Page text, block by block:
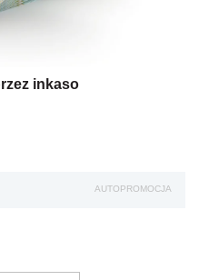
inkaso
AUTOPROMOCJA